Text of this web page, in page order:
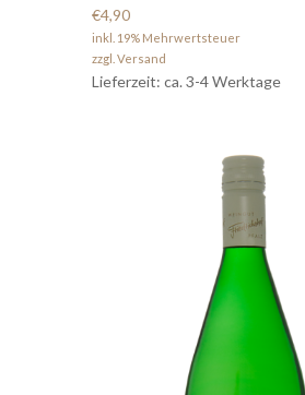
€4,90
inkl. 19% Mehrwertsteuer
zzgl. Versand
Lieferzeit: ca. 3-4 Werktage